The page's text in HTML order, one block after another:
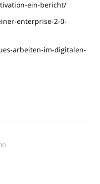
ein-bericht/
enterprise-2-0-
arbeiten-im-digitalen-